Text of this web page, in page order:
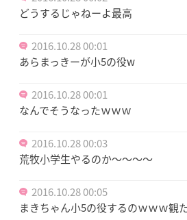
どうするじゃねーよ最高
2016.10.28 00:01
あらまっきーが小5の役w
2016.10.28 00:01
なんでそうなったｗｗｗ
2016.10.28 00:03
荒牧小学生やるのか～～～～
2016.10.28 00:05
まきちゃん小5の役するのｗｗｗ観